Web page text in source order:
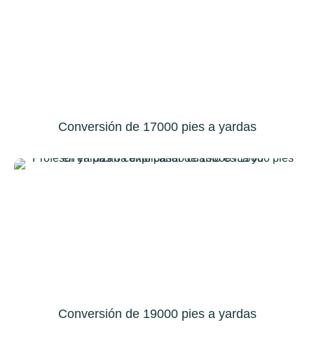
Conversión de 17000 pies a yardas
Conversión de 19000 pies a yardas